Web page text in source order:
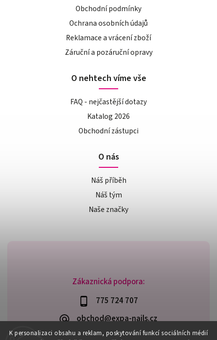
K personalizaci obsahu a reklam, poskytování funkcí sociálních médií
Zákaznická podpora:
775 724 707
obchod@expa-nails.cz
Obchodní podmínky
Ochrana osobních údajů
Reklamace a vrácení zboží
Záruční a pozáruční opravy
O nehtech víme vše
FAQ - nejčastější dotazy
Katalog 2026
Obchodní zástupci
O nás
Náš příběh
Náš tým
Naše značky